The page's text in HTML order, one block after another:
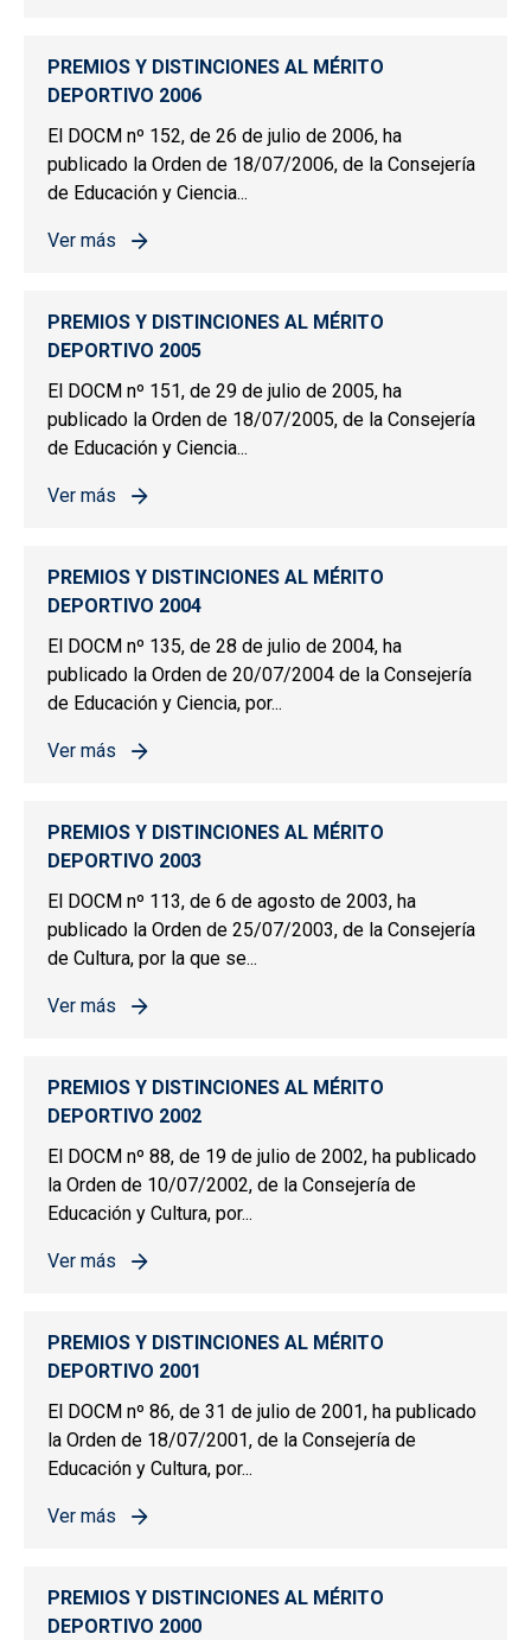
PREMIOS Y DISTINCIONES AL MÉRITO
DEPORTIVO 2006
El DOCM nº 152, de 26 de julio de 2006, ha
publicado la Orden de 18/07/2006, de la Consejería
de Educación y Ciencia...
Ver más
sobre PREMIOS Y DISTINCIONES AL MÉRITO
PREMIOS Y DISTINCIONES AL MÉRITO
DEPORTIVO 2005
El DOCM nº 151, de 29 de julio de 2005, ha
publicado la Orden de 18/07/2005, de la Consejería
de Educación y Ciencia...
Ver más
sobre PREMIOS Y DISTINCIONES AL MÉRITO
PREMIOS Y DISTINCIONES AL MÉRITO
DEPORTIVO 2004
El DOCM nº 135, de 28 de julio de 2004, ha
publicado la Orden de 20/07/2004 de la Consejería
de Educación y Ciencia, por...
Ver más
sobre PREMIOS Y DISTINCIONES AL MÉRITO
PREMIOS Y DISTINCIONES AL MÉRITO
DEPORTIVO 2003
El DOCM nº 113, de 6 de agosto de 2003, ha
publicado la Orden de 25/07/2003, de la Consejería
de Cultura, por la que se...
Ver más
sobre PREMIOS Y DISTINCIONES AL MÉRITO
PREMIOS Y DISTINCIONES AL MÉRITO
DEPORTIVO 2002
El DOCM nº 88, de 19 de julio de 2002, ha publicado
la Orden de 10/07/2002, de la Consejería de
Educación y Cultura, por...
Ver más
sobre PREMIOS Y DISTINCIONES AL MÉRITO
PREMIOS Y DISTINCIONES AL MÉRITO
DEPORTIVO 2001
El DOCM nº 86, de 31 de julio de 2001, ha publicado
la Orden de 18/07/2001, de la Consejería de
Educación y Cultura, por...
Ver más
sobre PREMIOS Y DISTINCIONES AL MÉRITO
PREMIOS Y DISTINCIONES AL MÉRITO
DEPORTIVO 2000